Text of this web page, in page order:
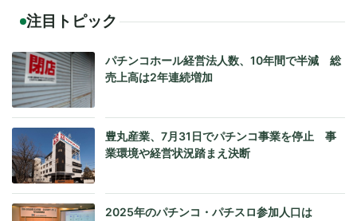
注目トピック
パチンコホール経営法人数、10年間で半減 総
売上高は2年連続増加
豊丸産業、7月31日でパチンコ事業を停止 事
業環境や経営状況踏まえ決断
2025年のパチンコ・パチスロ参加人口は